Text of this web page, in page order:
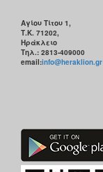
ΑΝΘΕΚΤΙΚΗ
ΠΟΛΗ
Αγίου Τίτου 1,
Τ.Κ. 71202,
Ηράκλειο
Τηλ.: 2813-409000
email:info@heraklion.gr